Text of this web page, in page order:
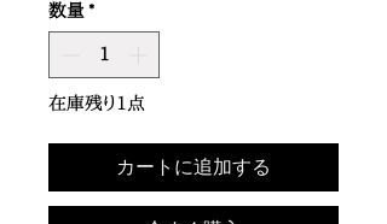
数量 *
在庫残り1点
カートに追加する